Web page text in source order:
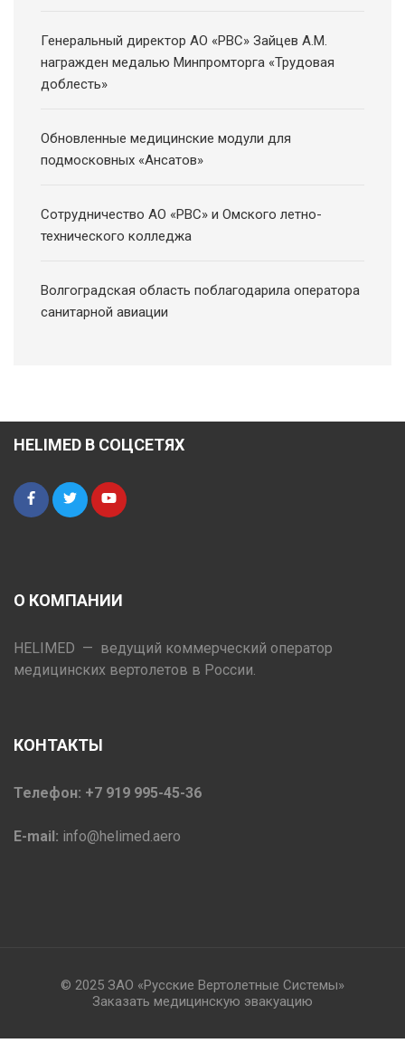
Генеральный директор АО «РВС» Зайцев А.М.
награжден медалью Минпромторга «Трудовая
доблесть»
Обновленные медицинские модули для
подмосковных «Ансатов»
Сотрудничество АО «РВС» и Омского летно-
технического колледжа
Волгоградская область поблагодарила оператора
санитарной авиации
HELIMED В СОЦСЕТЯХ
О КОМПАНИИ
HELIMED — ведущий коммерческий оператор
медицинских вертолетов в России.
КОНТАКТЫ
Телефон: +7 919 995-45-36
E-mail: info@helimed.aero
© 2025 ЗАО «Русские Вертолетные Системы»
Заказать медицинскую эвакуацию